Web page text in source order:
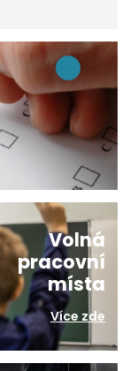
Volná
pracovní
místa
Více zde